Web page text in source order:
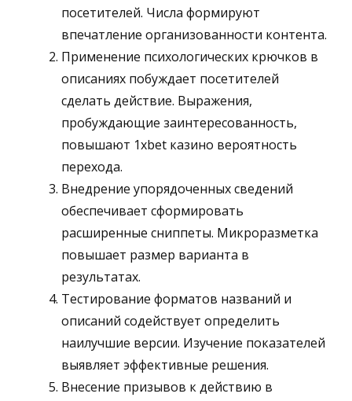
посетителей. Числа формируют
впечатление организованности контента.
Применение психологических крючков в
описаниях побуждает посетителей
сделать действие. Выражения,
пробуждающие заинтересованность,
повышают 1xbet казино вероятность
перехода.
Внедрение упорядоченных сведений
обеспечивает сформировать
расширенные сниппеты. Микроразметка
повышает размер варианта в
результатах.
Тестирование форматов названий и
описаний содействует определить
наилучшие версии. Изучение показателей
выявляет эффективные решения.
Внесение призывов к действию в